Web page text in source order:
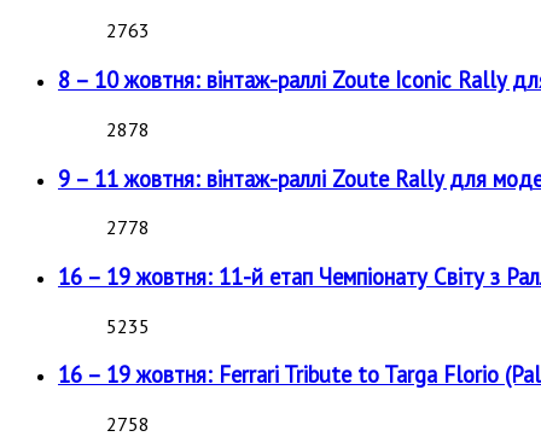
2763
8 – 10 жовтня: вінтаж-раллі Zoute Iconic Rally
2878
9 – 11 жовтня: вінтаж-раллі Zoute Rally для
2778
16 – 19 жовтня: 11-й етап Чемпіонату Світу з
5235
16 – 19 жовтня: Ferrari Tribute to Targa Florio
2758